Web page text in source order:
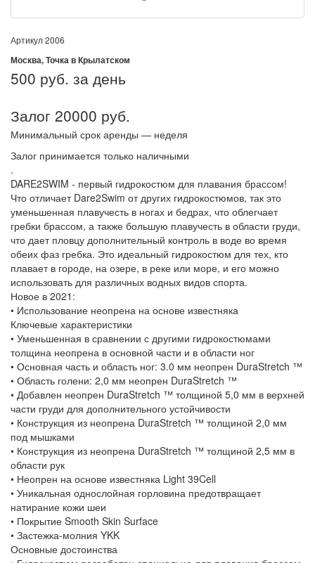
Артикул2006
Москва, Точка в Крылатском
500 руб. за день
Залог 20000 руб.
Минимальный срок аренды — неделя
Залог принимается только наличными
.
DARE2SWIM - первый гидрокостюм для плавания брассом!
Что отличает Dare2Swim от других гидрокостюмов, так это
уменьшенная плавучесть в ногах и бедрах, что облегчает
гребки брассом, а также большую плавучесть в области груди,
что дает пловцу дополнительный контроль в воде во время
обеих фаз гребка. Это идеальный гидрокостюм для тех, кто
плавает в городе, на озере, в реке или море, и его можно
использовать для различных водных видов спорта.
Новое в 2021:
• Использование неопрена на основе известняка
Ключевые характеристики
• Уменьшенная в сравнении с другими гидрокостюмами
толщина неопрена в основной части и в области ног
• Основная часть и область ног: 3.0 мм неопрен DuraStretch ™
• Область голени: 2,0 мм неопрен DuraStretch ™
• Добавлен неопрен DuraStretch ™ толщиной 5,0 мм в верхней
части груди для дополнительного устойчивости
• Конструкция из неопрена DuraStretch ™ толщиной 2,0 мм
под мышками
• Конструкция из неопрена DuraStretch ™ толщиной 2,5 мм в
области рук
• Неопрен на основе известняка Light 39Cell
• Уникальная однослойная горловина предотвращает
натирание кожи шеи
• Покрытие Smooth Skin Surface
• Застежка-молния YKK
Основные достоинства